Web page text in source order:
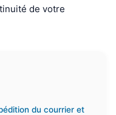
de votre
du courrier et